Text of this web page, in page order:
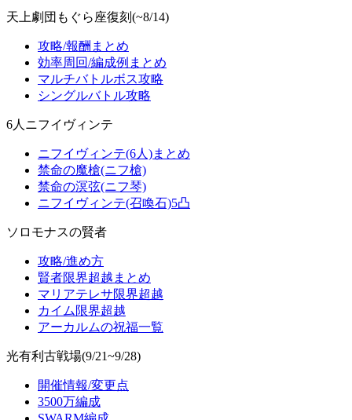
天上劇団もぐら座復刻(~8/14)
攻略/報酬まとめ
効率周回/編成例まとめ
マルチバトルボス攻略
シングルバトル攻略
6人ニフイヴィンテ
ニフイヴィンテ(6人)まとめ
禁命の魔槍(ニフ槍)
禁命の溟弦(ニフ琴)
ニフイヴィンテ(召喚石)5凸
ソロモナスの賢者
攻略/進め方
賢者限界超越まとめ
マリアテレサ限界超越
カイム限界超越
アーカルムの祝福一覧
光有利古戦場(9/21~9/28)
開催情報/変更点
3500万編成